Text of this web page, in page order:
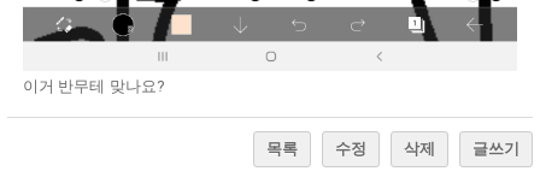
이거 반무테 맞나요?
목록 수정 삭제 글쓰기